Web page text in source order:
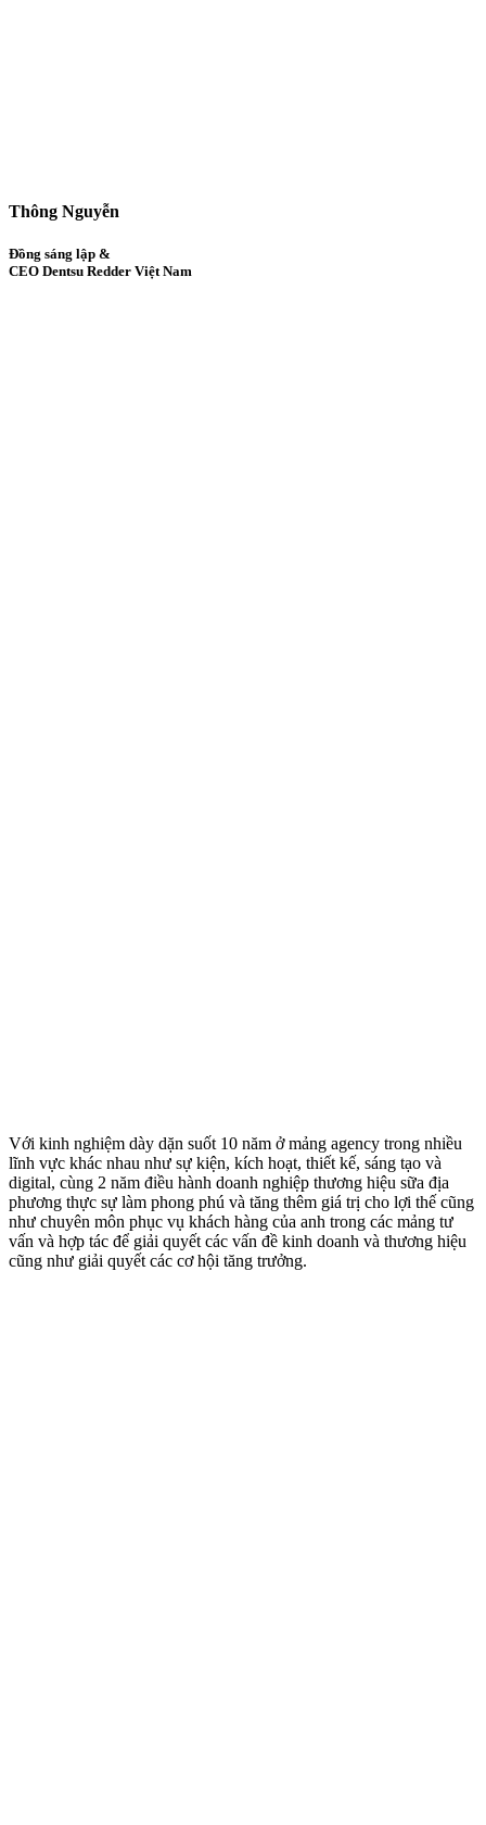
Thông Nguyễn
Đồng sáng lập &
CEO Dentsu Redder Việt Nam
Với kinh nghiệm dày dặn suốt 10 năm ở mảng agency trong nhiều
lĩnh vực khác nhau như sự kiện, kích hoạt, thiết kế, sáng tạo và
digital, cùng 2 năm điều hành doanh nghiệp thương hiệu sữa địa
phương thực sự làm phong phú và tăng thêm giá trị cho lợi thế cũng
như chuyên môn phục vụ khách hàng của anh trong các mảng tư
vấn và hợp tác để giải quyết các vấn đề kinh doanh và thương hiệu
cũng như giải quyết các cơ hội tăng trưởng.